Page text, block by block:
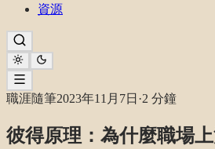
資源
職涯隨筆2023年11月7日 ·2 分鐘
彼得原理：為什麼職場